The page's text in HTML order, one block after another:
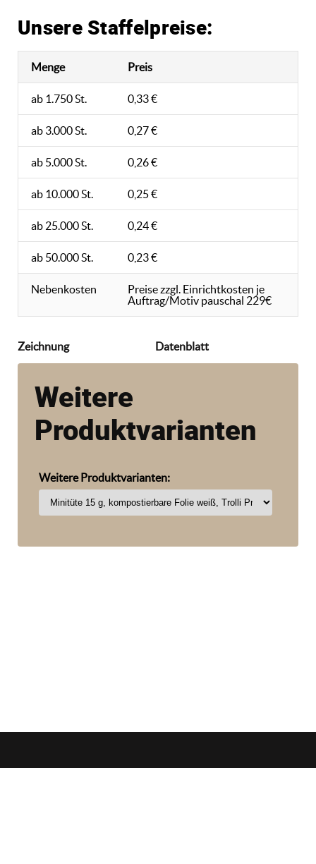
Unsere Staffelpreise:
Menge Preis
ab 1.750 St. 0,33 €
ab 3.000 St. 0,27 €
ab 5.000 St. 0,26 €
ab 10.000 St. 0,25 €
ab 25.000 St. 0,24 €
ab 50.000 St. 0,23 €
Nebenkosten
Preise zzgl. Einrichtkosten je
Auftrag/Motiv pauschal 229€
Zeichnung Datenblatt
Weitere
Produktvarianten
Weitere Produktvarianten: